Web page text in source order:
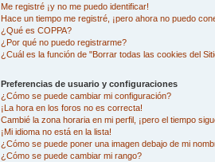
Me registré ¡y no me puedo identificar!
Hace un tiempo me registré, ¡pero ahora no puedo
¿Qué es COPPA?
¿Por qué no puedo registrarme?
¿Cuál es la función de "Borrar todas las cookies del
Preferencias de usuario y configuraciones
¿Cómo se puede cambiar mi configuración?
¡La hora en los foros no es correcta!
Cambié la zona horaria en mi perfil, ¡pero el tiempo
¡Mi idioma no está en la lista!
¿Cómo se puede poner una imagen debajo de mi
¿Cómo se puede cambiar mi rango?